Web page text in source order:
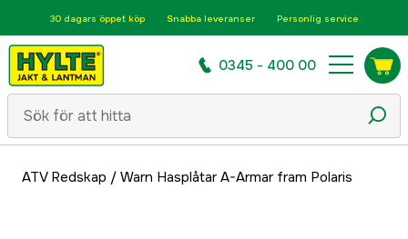
30 dagars öppet köp Snabba leveranser Personlig service
0345 - 400 00
ATV Redskap / Warn Hasplåtar A-Armar fram Polaris